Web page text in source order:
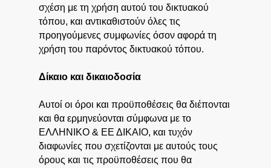
σχέση με τη χρήση αυτού του δικτυακού
τόπου, και αντικαθιστούν όλες τις
προηγούμενες συμφωνίες όσον αφορά τη
χρήση του παρόντος δικτυακού τόπου.
Δίκαιο και δικαιοδοσία
Αυτοί οι όροι και προϋποθέσεις θα διέπονται
και θα ερμηνεύονται σύμφωνα με το
ΕΛΛΗΝΙΚΟ & ΕΕ ΔΙΚΑΙΟ, και τυχόν
διαφωνίες που σχετίζονται με αυτούς τους
όρους και τις προϋποθέσεις που θα